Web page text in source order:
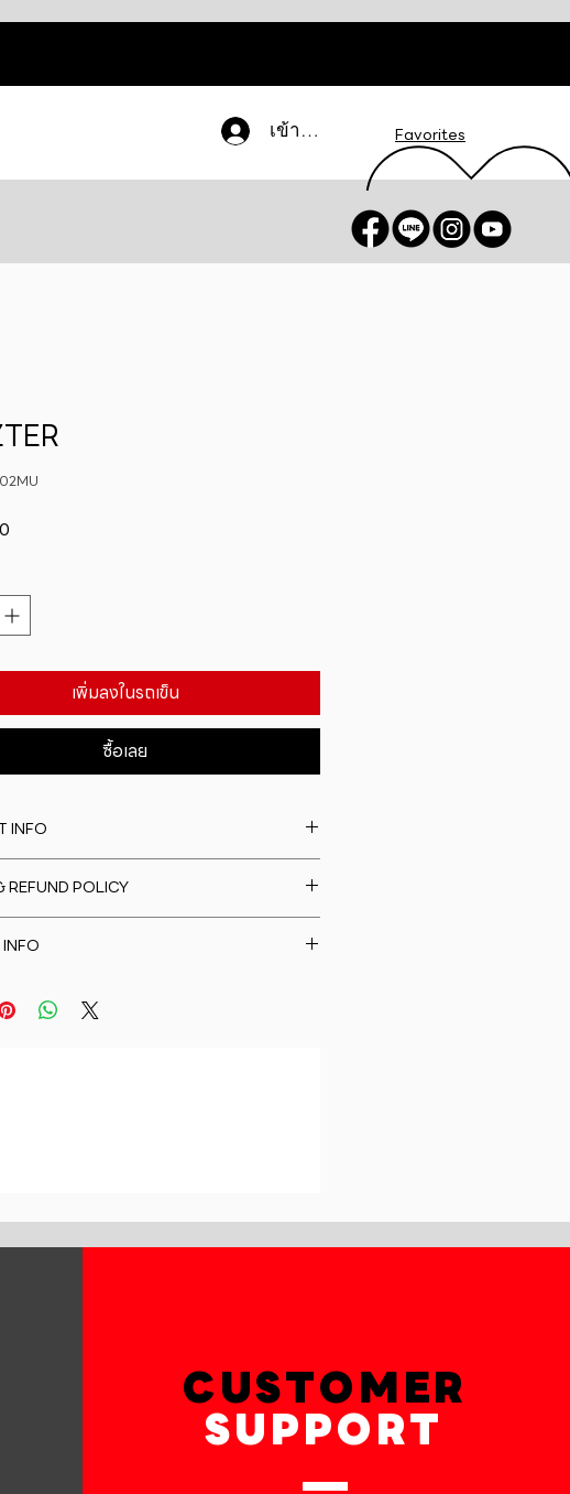
เข้าสู่ระบบ Favorites
เพิ่มลงในรถเข็น
ซื้อเลย
INFO
about your product such as sizing,
and cleaning instructions. This is also a
to write what makes this product
REFUND POLICY
know what to do in case they
refund or exchange policy is a great
trust and reassure your customers that
about your shipping methods,
you with confidence.
CUSTOMER
SUPPORT